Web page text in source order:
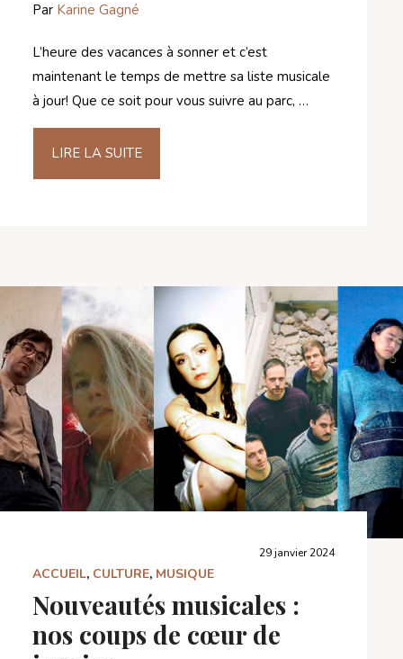
Par Karine Gagné
L’heure des vacances à sonner et c’est
maintenant le temps de mettre sa liste musicale
à jour! Que ce soit pour vous suivre au parc, …
LIRE LA SUITE
29 janvier 2024
ACCUEIL, CULTURE, MUSIQUE
Nouveautés musicales :
nos coups de cœur de